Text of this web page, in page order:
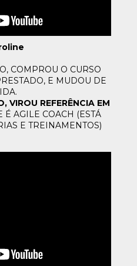
COMPROU O CURSO
E MUDOU DE
VIROU REFERÊNCIA EM
É AGILE COACH (ESTÁ
E TREINAMENTOS)